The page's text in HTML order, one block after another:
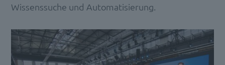
Wissenssuche und Automatisierung.